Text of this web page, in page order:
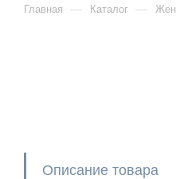
Главная — Каталог —
Описание товара